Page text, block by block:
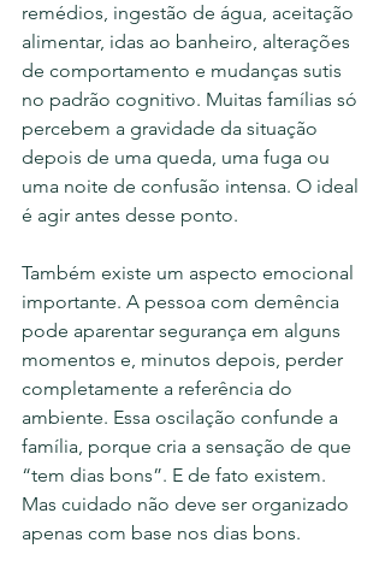
remédios, ingestão de água, aceitação
alimentar, idas ao banheiro, alterações
de comportamento e mudanças sutis
no padrão cognitivo. Muitas famílias só
percebem a gravidade da situação
depois de uma queda, uma fuga ou
uma noite de confusão intensa. O ideal
é agir antes desse ponto.
Também existe um aspecto emocional
importante. A pessoa com demência
pode aparentar segurança em alguns
momentos e, minutos depois, perder
completamente a referência do
ambiente. Essa oscilação confunde a
família, porque cria a sensação de que
“tem dias bons”. E de fato existem.
Mas cuidado não deve ser organizado
apenas com base nos dias bons.